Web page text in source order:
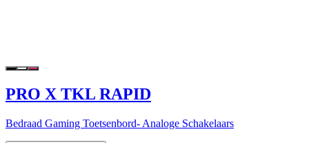
PRO X TKL RAPID
Bedraad Gaming Toetsenbord- Analoge Schakelaars